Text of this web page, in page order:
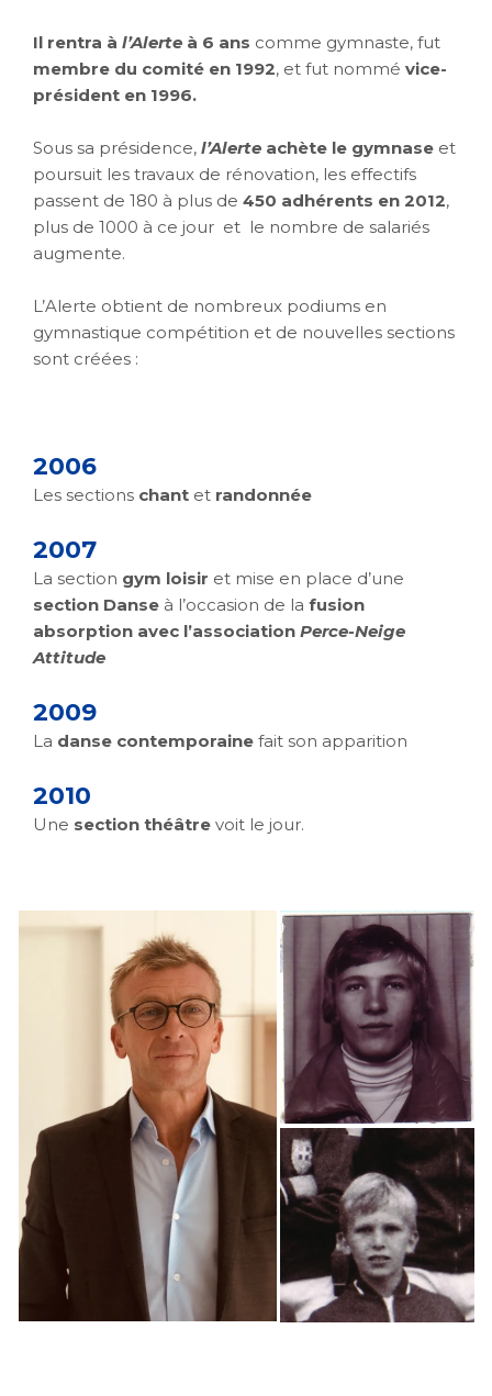
Il rentra à l’Alerte à 6 ans comme gymnaste, fut
membre du comité en 1992, et fut nommé vice-
président en 1996.
Sous sa présidence, l’Alerte achète le gymnase et
poursuit les travaux de rénovation, les effectifs
passent de 180 à plus de 450 adhérents en 2012,
plus de 1000 à ce jour et le nombre de salariés
augmente.
L’Alerte obtient de nombreux podiums en
gymnastique compétition et de nouvelles sections
sont créées :
2006
Les sections chant et randonnée
2007
La section gym loisir et mise en place d’une
section Danse à l’occasion de la fusion
absorption avec l’association Perce-Neige
Attitude
2009
La danse contemporaine fait son apparition
2010
Une section théâtre voit le jour.